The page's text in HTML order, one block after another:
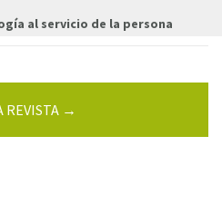
al servicio de la persona
REVISTA →